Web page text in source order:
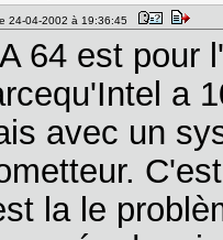
24-04-2002 à 19:36:45
64 est pour
a
avec un
la le